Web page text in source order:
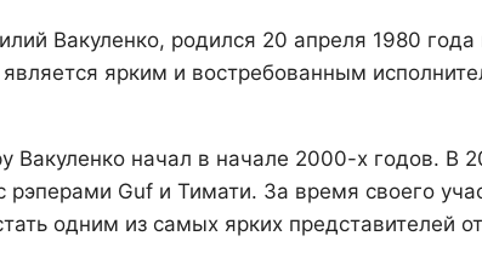
Вакуленко, родился 20 апреля 1980
является ярким и востребованным
Вакуленко начал в начале 2000-х годов. В
рэперами Guf и Тимати. За время своего
одним из самых ярких представителей